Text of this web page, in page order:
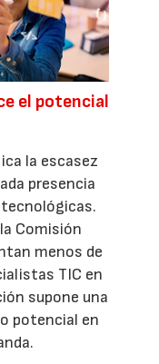
el potencial
la escasez
presencia
Comisión
menos de
TIC en
supone una
potencial en